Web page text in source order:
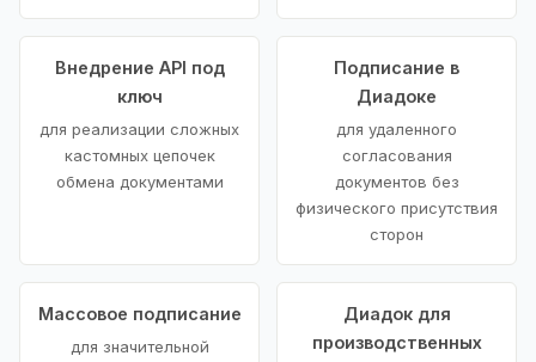
Внедрение API под
ключ
для реализации сложных
кастомных цепочек
обмена документами
Подписание в
Диадоке
для удаленного
согласования
документов без
физического присутствия
сторон
Массовое подписание
для значительной
Диадок для
производственных